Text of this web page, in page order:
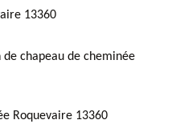
13360
chapeau de cheminée
Roquevaire 13360